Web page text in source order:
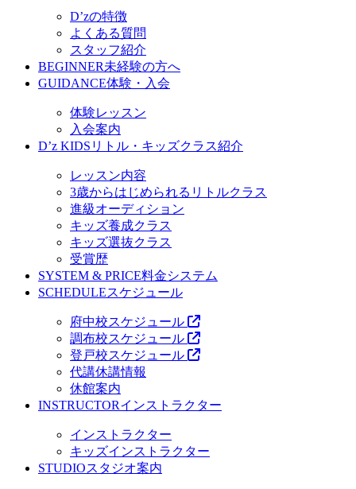
D’zの特徴
よくある質問
スタッフ紹介
BEGINNER未経験の方へ
GUIDANCE体験・入会
体験レッスン
入会案内
D’z KIDS リトル・キッズクラス紹介
レッスン内容
3歳からはじめられるリトルクラス
進級オーディション
キッズ養成クラス
キッズ選抜クラス
受賞歴
SYSTEM & PRICE料金システム
SCHEDULEスケジュール
府中校スケジュール
調布校スケジュール
登戸校スケジュール
代講休講情報
休館案内
INSTRUCTORインストラクター
インストラクター
キッズインストラクター
STUDIOスタジオ案内